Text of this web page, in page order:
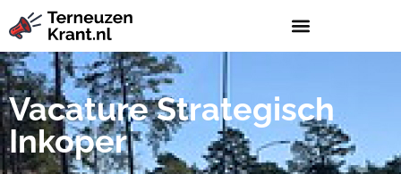
Vacature Strategisch
Inkoper